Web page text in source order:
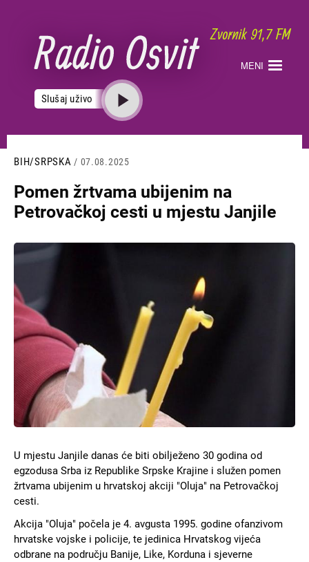
sadržaj
MENI
Slušaj uživo
BIH/SRPSKA / 07.08.2025
Pomen žrtvama ubijenim na
Petrovačkoj cesti u mjestu Јanjile
Slika
U mjestu Јanjile danas će biti obilježeno 30 godina od
egzodusa Srba iz Republike Srpske Krajine i služen pomen
žrtvama ubijenim u hrvatskoj akciji "Oluja" na Petrovačkoj
cesti.
Akcija "Oluja" počela je 4. avgusta 1995. godine ofanzivom
hrvatske vojske i policije, te jedinica Hrvatskog vijeća
odbrane na području Banije, Like, Korduna i sjeverne